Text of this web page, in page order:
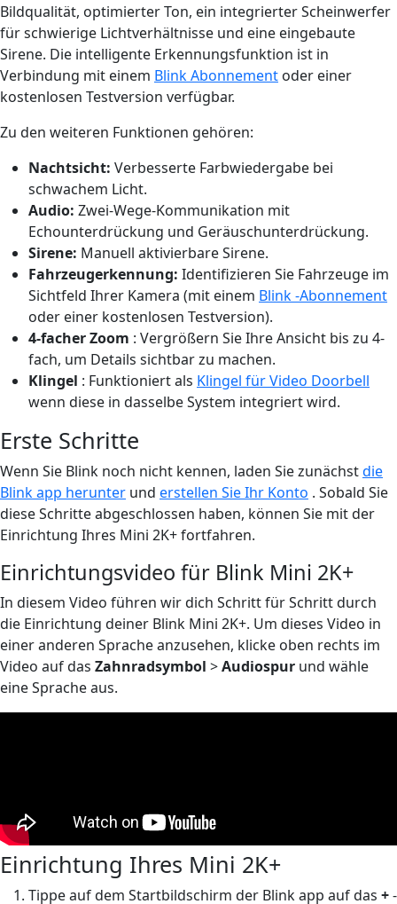
Bildqualität, optimierter Ton, ein integrierter Scheinwerfer
für schwierige Lichtverhältnisse und eine eingebaute
Sirene. Die intelligente Erkennungsfunktion ist in
Verbindung mit einem Blink Abonnement oder einer
kostenlosen Testversion verfügbar.
Zu den weiteren Funktionen gehören:
Nachtsicht: Verbesserte Farbwiedergabe bei
schwachem Licht.
Audio: Zwei-Wege-Kommunikation mit
Echounterdrückung und Geräuschunterdrückung.
Sirene: Manuell aktivierbare Sirene.
Fahrzeugerkennung: Identifizieren Sie Fahrzeuge im
Sichtfeld Ihrer Kamera (mit einem Blink -Abonnement
oder einer kostenlosen Testversion).
4-facher Zoom : Vergrößern Sie Ihre Ansicht bis zu 4-
fach, um Details sichtbar zu machen.
Klingel : Funktioniert als Klingel für Video Doorbell
wenn diese in dasselbe System integriert wird.
Erste Schritte
Wenn Sie Blink noch nicht kennen, laden Sie zunächstdie
Blink app herunter und erstellen Sie Ihr Konto . Sobald Sie
diese Schritte abgeschlossen haben, können Sie mit der
Einrichtung Ihres Mini 2K+ fortfahren.
Einrichtungsvideo für Blink Mini 2K+
In diesem Video führen wir dich Schritt für Schritt durch
die Einrichtung deiner Blink Mini 2K+. Um dieses Video in
einer anderen Sprache anzusehen, klicke oben rechts im
Video auf das Zahnradsymbol >Audiospur und wähle
eine Sprache aus.
Einrichtung Ihres Mini 2K+
Tippe auf dem Startbildschirm der Blink app auf das +-